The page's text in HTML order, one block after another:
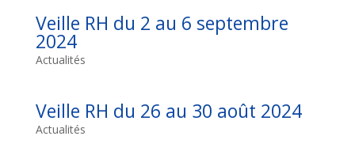
Veille RH du 2 au 6 septembre
2024
Actualités
Veille RH du 26 au 30 août 2024
Actualités